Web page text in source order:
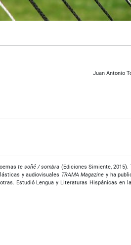
Juan Antonio
te soñé / sombra (Ediciones Simiente,
y audiovisuales TRAMA Magazine y ha
Estudió Lengua y Literaturas Hispánicas en